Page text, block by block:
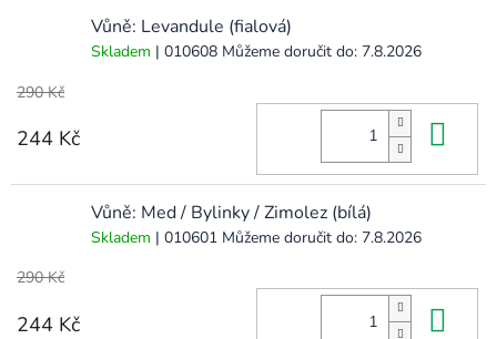
Vůně: Levandule (fialová)
Skladem | 010608 Můžeme doručit do: 7.8.2026
290 Kč
244 Kč
Vůně: Med / Bylinky / Zimolez (bílá)
Skladem | 010601 Můžeme doručit do: 7.8.2026
290 Kč
244 Kč